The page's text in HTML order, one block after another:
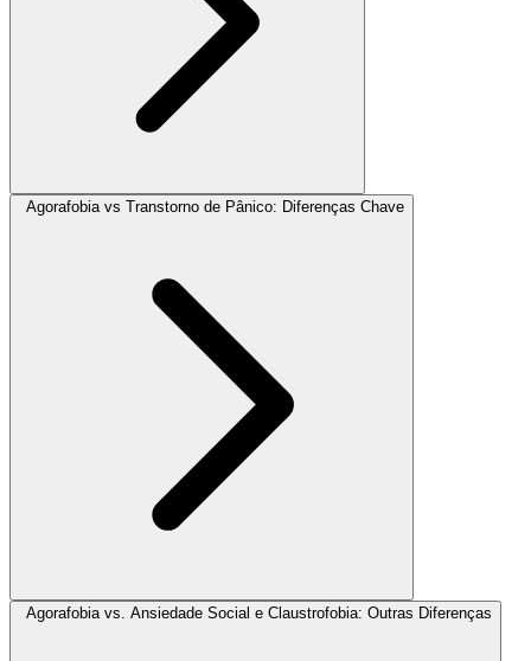
Agorafobia vs Transtorno de Pânico: Diferenças Chave
Agorafobia vs. Ansiedade Social e Claustrofobia: Outras Diferenças